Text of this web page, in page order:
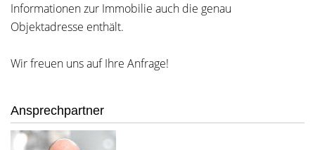
Informationen zur Immobilie auch die genau
Objektadresse enthält.
Wir freuen uns auf Ihre Anfrage!
Ansprechpartner